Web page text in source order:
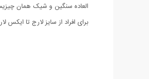
العاده سنگین و شیک همان
برای افراد از سایز لارج تا